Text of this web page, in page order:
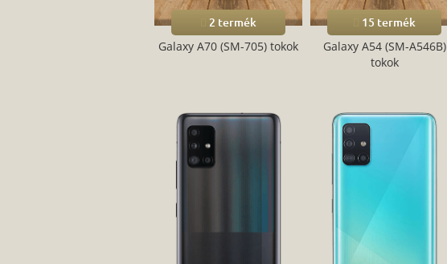
2 termék
Galaxy A70 (SM-705) tokok
15 termék
Galaxy A54 (SM-A546B)
tokok